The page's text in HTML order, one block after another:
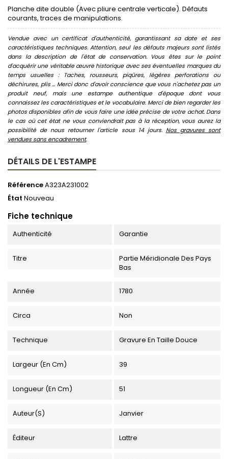
Planche dite double (Avec pliure centrale verticale). Défauts
courants, traces de manipulations.
Vendue avec un certificat d'authenticité, garantissant sa date et ses
caractéristiques techniques. Attention, seul les défauts majeurs sont listés
dans la description de l'état de conservation. Vous êtes sur le point
d'acquérir une véritable œuvre historique avec ses éventuelles marques du
temps usuelles : Taches, rousseurs, piqûres, légères perforations ou
déchirures, plis ... Merci donc d'avoir conscience que vous n'achetez pas un
produit neuf, mais une estampe authentique d'époque dont vous
connaissez les caractéristiques et le vocabulaire. Merci de bien regarder les
photos disponibles afin de vous faire une idée précise de votre achat. Dans
le cas où cet état ne vous conviendrait pas à la réception, vous aurez la
possibilité de nous retourner l'article sous 14 jours. Nos gravures sont
vendues sans encadrement.
DÉTAILS DE L'ESTAMPE
RéférenceA323A231002
État Nouveau
Fiche technique
Authenticité Garantie
Titre
Partie Méridionale Des Pays
Bas
Année 1780
Circa Non
Technique Gravure En Taille Douce
Largeur (en Cm) 39
Longueur (en Cm) 51
Auteur(s) Janvier
Éditeur Lattre